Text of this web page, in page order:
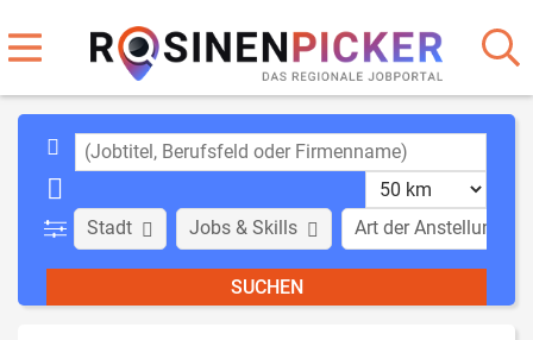
Stadt Art der Anstellung
Jobs & Skills